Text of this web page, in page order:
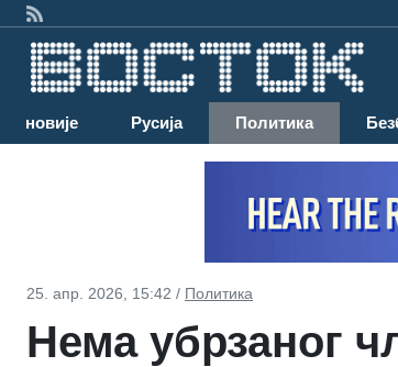
Најновије Русија Политика
25. апр. 2026, 15:42 / Политика
Нема убрзаног